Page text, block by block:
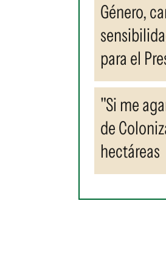
Género,
para el
"Si me
de
hectáreas